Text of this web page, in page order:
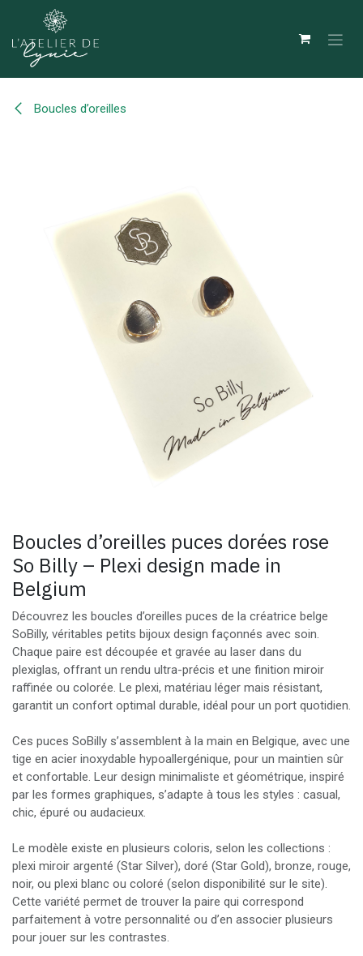
Se rendre au contenu
Boucles d’oreilles
Boucles d’oreilles puces dorées rose
So Billy – Plexi design made in
Belgium
Découvrez les boucles d’oreilles puces de la créatrice belge
SoBilly, véritables petits bijoux design façonnés avec soin.
Chaque paire est découpée et gravée au laser dans du
plexiglas, offrant un rendu ultra-précis et une finition miroir
raffinée ou colorée. Le plexi, matériau léger mais résistant,
garantit un confort optimal durable, idéal pour un port quotidien.
Ces puces SoBilly s’assemblent à la main en Belgique, avec une
tige en acier inoxydable hypoallergénique, pour un maintien sûr
et confortable. Leur design minimaliste et géométrique, inspiré
par les formes graphiques, s’adapte à tous les styles : casual,
chic, épuré ou audacieux.
Le modèle existe en plusieurs coloris, selon les collections :
plexi miroir argenté (Star Silver), doré (Star Gold), bronze, rouge,
noir, ou plexi blanc ou coloré (selon disponibilité sur le site).
Cette variété permet de trouver la paire qui correspond
parfaitement à votre personnalité ou d’en associer plusieurs
pour jouer sur les contrastes.